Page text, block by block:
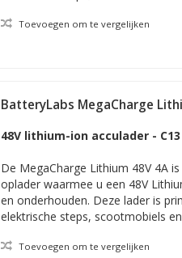
Toevoegen om te vergelijken
BatteryLabs MegaCharge
48V lithium-ion acculader -
De MegaCharge Lithium 48V 4A
oplader waarmee u een 48V
en onderhouden. Deze lader is
elektrische steps, scootmobiels
Toevoegen om te vergelijken